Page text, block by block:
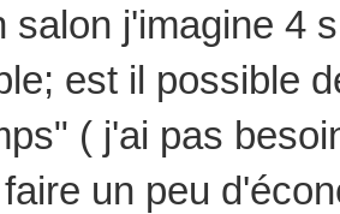
salon j'imagine 4
est il possible
( j'ai pas
un peu